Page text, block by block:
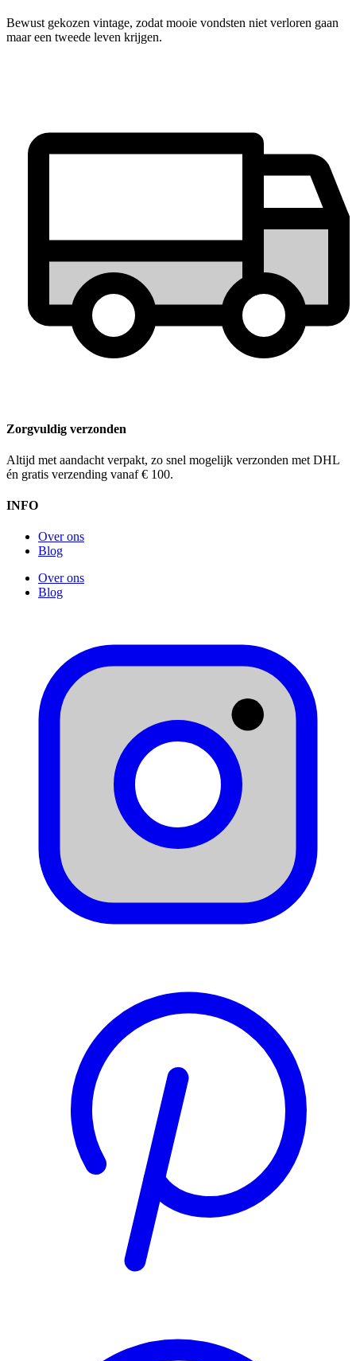
Bewust gekozen vintage, zodat mooie vondsten niet verloren gaan
maar een tweede leven krijgen.
Zorgvuldig verzonden
Altijd met aandacht verpakt, zo snel mogelijk verzonden met DHL
én gratis verzending vanaf € 100.
INFO
Over ons
Blog
Over ons
Blog